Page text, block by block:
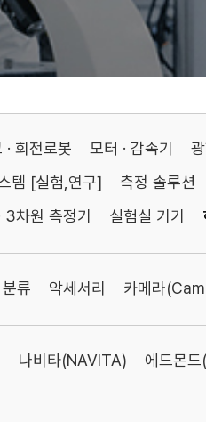
· 회전로봇 모터 · 감속기
템 [실험,연구] 측정 솔루션
3차원 측정기 실험실 기기
류 악세서리 카메라
나비타(NAVITA) 에드몬